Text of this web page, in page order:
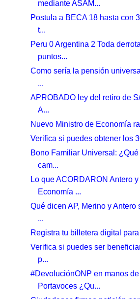
mediante ASAM...
Postula a BECA 18 hasta con
t...
Peru 0 Argentina 2 Toda
puntos...
Como sería la pensión
...
APROBADO ley del retiro de
A...
Nuevo Ministro de Economía
Verifica si puedes obtener los
Bono Familiar Universal:
cam...
Lo que ACORDARON Antero
Economía ...
Qué dicen AP, Merino y Antero
...
Registra tu billetera digital
Verifica si puedes ser
p...
#DevoluciónONP en manos
Portavoces ¿Qu...